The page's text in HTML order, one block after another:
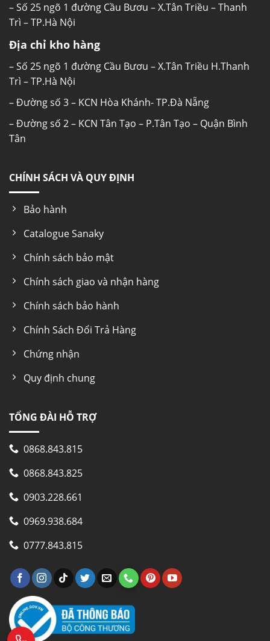
– Số 25 ngõ 1 đường Cầu Bươu – X.Tân Triều – Thanh
Trì – TP.Hà Nội
Địa chỉ kho hàng
– Số 25 ngõ 1 đường Cầu Bươu – X.Tân Triều H.Thanh
Trì – TP.Hà Nội
– Đường số 3 – KCN Hòa Khánh- TP.Đà Nẵng
– Đường số 2 – KCN Tân Tạo – P.Tân Tạo – Quận Bình
Tân
CHÍNH SÁCH VÀ QUY ĐỊNH
Bảo hành
Catalogue Sanaky
Chính sách bảo mật
Chính sách giao và nhận hàng
Chính sách bảo hành
Chính Sách Đổi Trả Hàng
Chứng nhận
Quy định chung
TỔNG ĐÀI HỖ TRỢ
0868.843.815
0868.843.825
0903.228.661
0969.938.684
0777.843.815